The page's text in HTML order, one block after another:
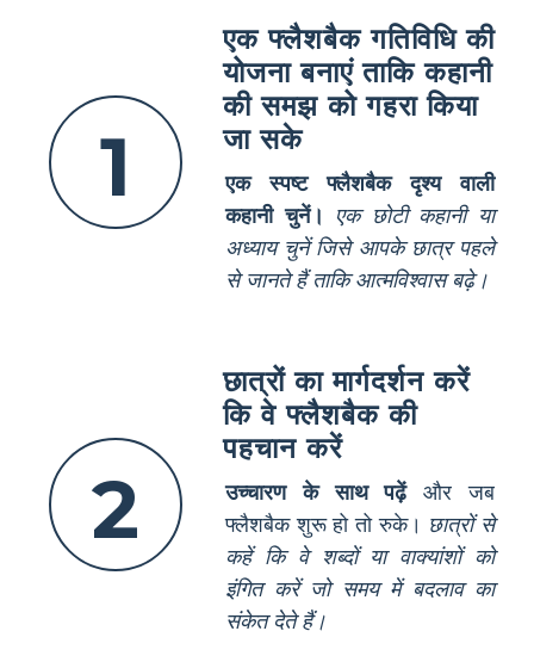
1
एक फ्लैशबैक गतिविधि की
योजना बनाएं ताकि कहानी
की समझ को गहरा किया
जा सके
एक स्पष्ट फ्लैशबैक दृश्य वाली
कहानी चुनें। एक छोटी कहानी या
अध्याय चुनें जिसे आपके छात्र पहले
से जानते हैं ताकि आत्मविश्वास बढ़े।
2
छात्रों का मार्गदर्शन करें
कि वे फ्लैशबैक की
पहचान करें
उच्चारण के साथ पढ़ेंऔर जब
फ्लैशबैक शुरू हो तो रुके। छात्रों से
कहें कि वे शब्दों या वाक्यांशों को
इंगित करें जो समय में बदलाव का
संकेत देते हैं।